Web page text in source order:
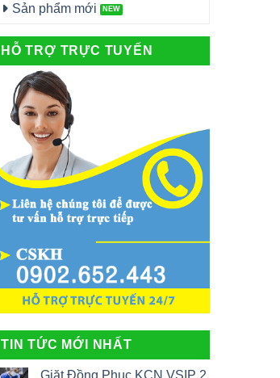
Sản phẩm mới
HỖ TRỢ TRỰC TUYẾN
TIN TỨC MỚI NHẤT